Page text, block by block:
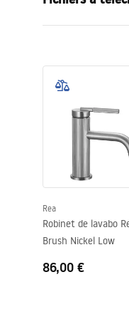
Méthode de
Couleur
Hauteur
Technologie du
Garantie
Rea
Robinet de lavabo
Brush Nickel Low
86,00 €